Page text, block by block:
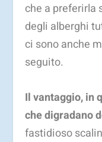
che a preferirla
degli alberghi
ci sono anche
seguito.
Il vantaggio, in
che digradano
fastidioso